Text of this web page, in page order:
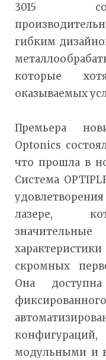
3015
гибким
которые
оказываемых
Премьера
Optonics
что прошла в
Система
лазере,
скромных
Она
модульными и